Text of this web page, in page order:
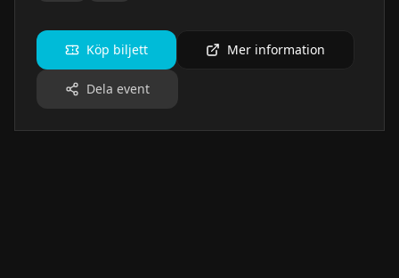
Köp biljett Mer information
Dela event